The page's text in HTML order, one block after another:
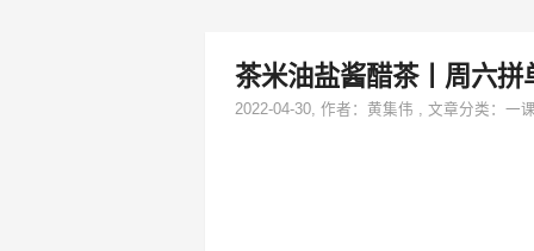
茶米油盐酱醋茶丨周六拼
2022-04-30, 作者： 黄集伟 , 文章分类： 一